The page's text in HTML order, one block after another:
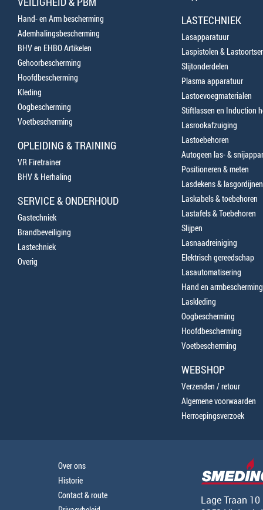
Hand- en Arm bescherming
Ademhalingsbescherming
BHV en EHBO Artikelen
Gehoorbescherming
Hoofdbescherming
Kleding
Oogbescherming
Voetbescherming
OPLEIDING & TRAINING
VR Firetrainer
BHV & Herhaling
SERVICE & ONDERHOUD
Gastechniek
Brandbeveiliging
Lastechniek
Overig
LASTECHNIEK
Lasapparatuur
Laspistolen &
Slijtonderdelen
Plasma apparatuur
Lastoevoegmaterialen
Stiftlassen en Induction
Lasrookafzuiging
Lastoebehoren
Autogeen las- &
Positioneren & meten
Lasdekens & lasgordijnen
Laskabels & toebehoren
Lastafels & Toebehoren
Slijpen
Lasnaadreiniging
Elektrisch gereedschap
Lasautomatisering
Hand en armbescherming
Laskleding
Oogbescherming
Hoofdbescherming
Voetbescherming
WEBSHOP
Verzenden / retour
Algemene voorwaarden
Herroepingsverzoek
Over ons
Historie
Contact & route
Lage Traan 10